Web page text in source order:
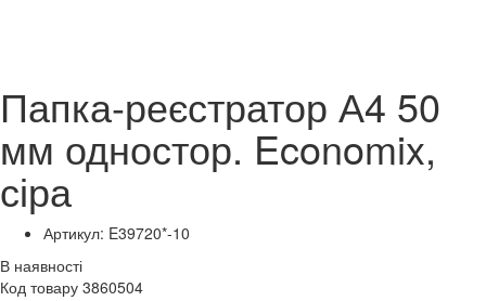
Папка-реєстратор А4 50
мм одностор. Economix,
сіра
Артикул: E39720*-10
В наявності
Код товару 3860504